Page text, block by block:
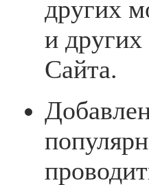
других
и
Сайта.